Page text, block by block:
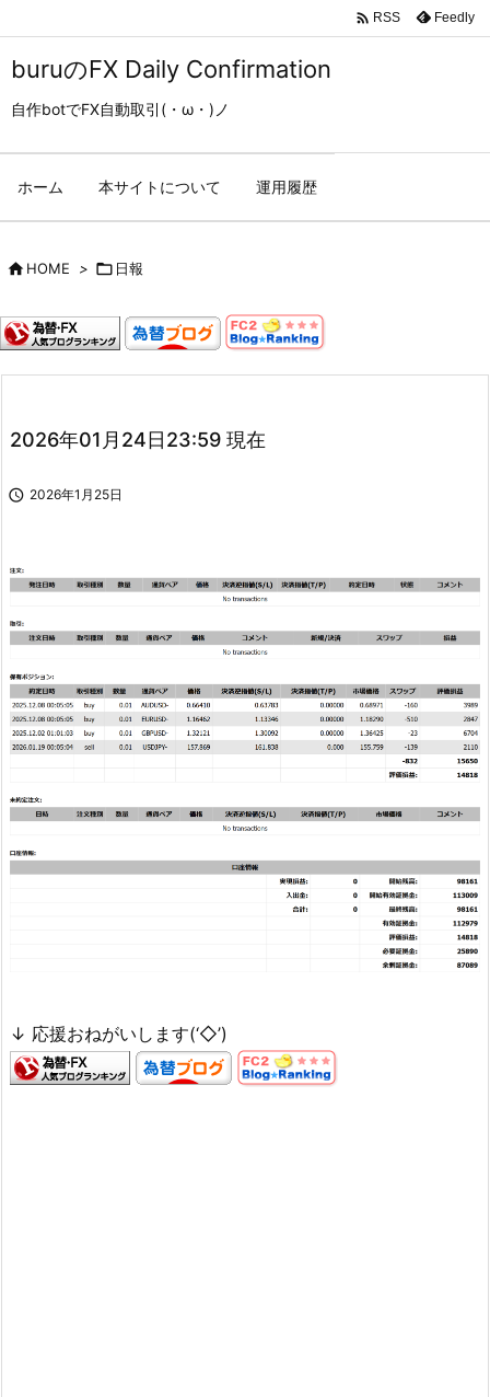
buruのFX Daily Confirmation
自作botでFX自動取引(・ω・)ノ
ホーム 本サイトについて 運用履歴
 RSS Feedly
HOME >  日報
2026年01月24日23:59 現在
 2026年1月25日
↓ 応援おねがいします(‘◇’)ゞ